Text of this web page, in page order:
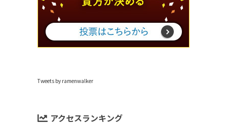
Tweets by ramenwalker
アクセスランキング